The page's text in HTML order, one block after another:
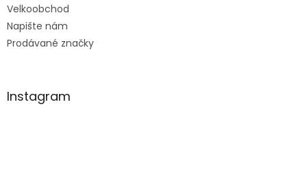
Velkoobchod
Napište nám
Prodávané značky
Instagram